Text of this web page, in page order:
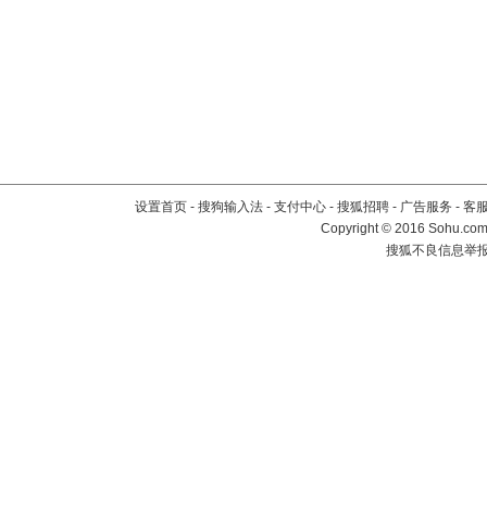
设置首页 - 搜狗输入法 - 支付中心 - 搜狐招聘 - 广告服务 - 客
Copyright©2016
搜狐不良信息举